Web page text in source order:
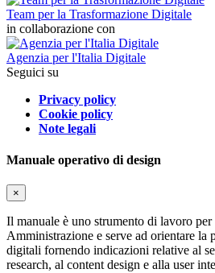
Team per la Trasformazione Digitale
in collaborazione con
Agenzia per l'Italia Digitale
Seguici su
Privacy policy
Cookie policy
Note legali
Manuale operativo di design
×
Il manuale è uno strumento di lavoro per
Amministrazione e serve ad orientare la
digitali fornendo indicazioni relative al
research, al content design e alla user